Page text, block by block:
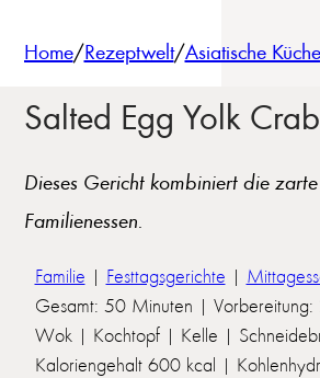
Home/Rezeptwelt/Asiatische Küche
Salted Egg Yolk Crab
Dieses Gericht kombiniert die
Familienessen.
Familie | Festtagsgerichte |
Gesamt: 50 Minuten |
Wok | Kochtopf | Kelle |
Kaloriengehalt 600 kcal |